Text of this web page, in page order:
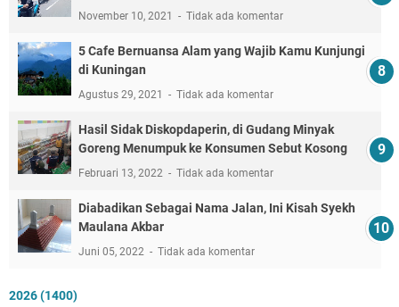
November 10, 2021 Tidak ada komentar
5 Cafe Bernuansa Alam yang Wajib Kamu Kunjungi
di Kuningan
Agustus 29, 2021 Tidak ada komentar
Hasil Sidak Diskopdaperin, di Gudang Minyak
Goreng Menumpuk ke Konsumen Sebut Kosong
Februari 13, 2022 Tidak ada komentar
Diabadikan Sebagai Nama Jalan, Ini Kisah Syekh
Maulana Akbar
Juni 05, 2022 Tidak ada komentar
2026(1400)